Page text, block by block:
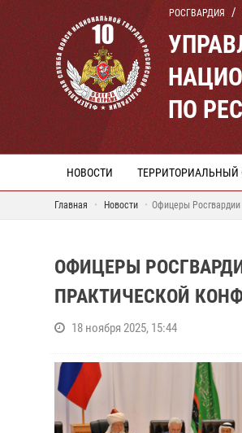
РОСГВАРДИЯ
ПО
НОВОСТИ ТЕРРИТОРИАЛЬНЫЙ
Главная Новости Офицеры
ОФИЦЕРЫ
ПРАКТИЧЕСКОЙ
18 ноября 2025, 15:44